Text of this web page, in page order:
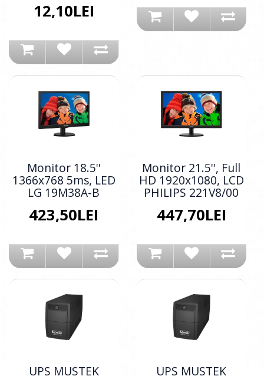
12,10LEI
Monitor 18.5''
1366x768 5ms, LED
LG 19M38A-B
423,50LEI
Monitor 21.5'', Full
HD 1920x1080, LCD
PHILIPS 221V8/00
447,70LEI
UPS MUSTEK UPS MUSTEK